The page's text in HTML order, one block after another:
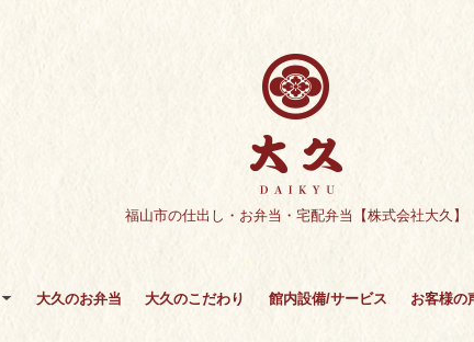
福山市の仕出し・お弁当・宅配弁当【株式会社大久】
大久のお弁当 大久のこだわり 館内設備/サービス お客様の